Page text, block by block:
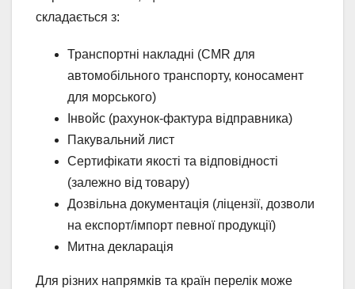
складається з:
Транспортні накладні (CMR для
автомобільного транспорту, коносамент
для морського)
Інвойс (рахунок-фактура відправника)
Пакувальний лист
Сертифікати якості та відповідності
(залежно від товару)
Дозвільна документація (ліцензії, дозволи
на експорт/імпорт певної продукції)
Митна декларація
Для різних напрямків та країн перелік може